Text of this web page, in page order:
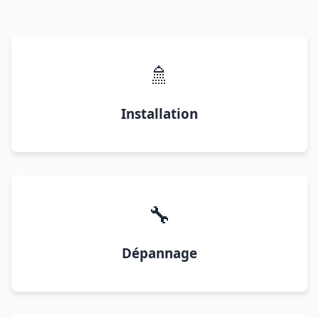
🚿
Installation
🔧
Dépannage